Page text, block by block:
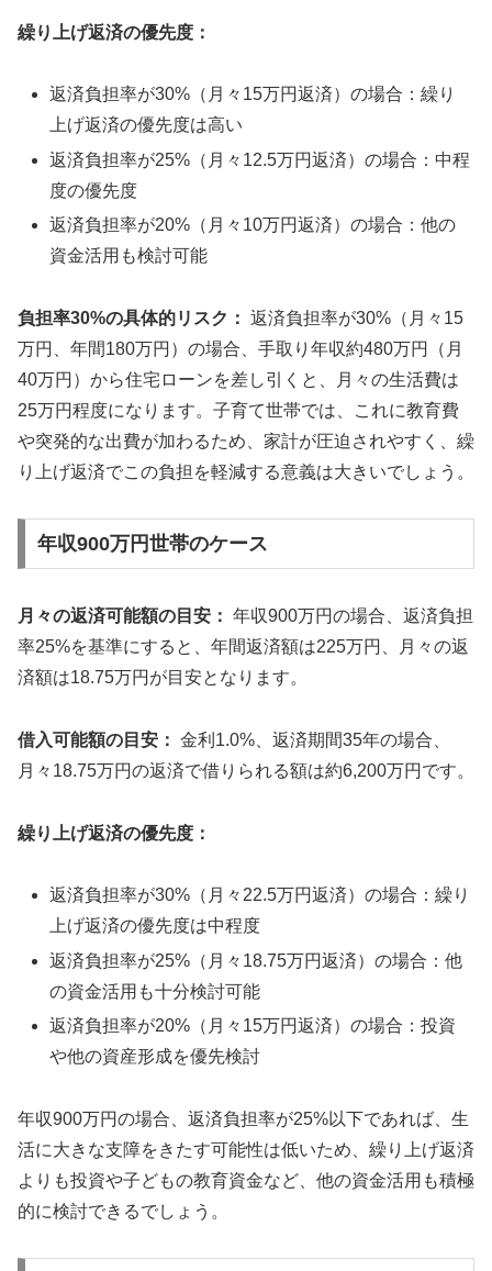
繰り上げ返済の優先度：
返済負担率が30%（月々15万円返済）の場合：繰り
上げ返済の優先度は高い
返済負担率が25%（月々12.5万円返済）の場合：中程
度の優先度
返済負担率が20%（月々10万円返済）の場合：他の
資金活用も検討可能
負担率30%の具体的リスク： 返済負担率が30%（月々15
万円、年間180万円）の場合、手取り年収約480万円（月
40万円）から住宅ローンを差し引くと、月々の生活費は
25万円程度になります。子育て世帯では、これに教育費
や突発的な出費が加わるため、家計が圧迫されやすく、繰
り上げ返済でこの負担を軽減する意義は大きいでしょう。
年収900万円世帯のケース
月々の返済可能額の目安： 年収900万円の場合、返済負担
率25%を基準にすると、年間返済額は225万円、月々の返
済額は18.75万円が目安となります。
借入可能額の目安： 金利1.0%、返済期間35年の場合、
月々18.75万円の返済で借りられる額は約6,200万円です。
繰り上げ返済の優先度：
返済負担率が30%（月々22.5万円返済）の場合：繰り
上げ返済の優先度は中程度
返済負担率が25%（月々18.75万円返済）の場合：他
の資金活用も十分検討可能
返済負担率が20%（月々15万円返済）の場合：投資
や他の資産形成を優先検討
年収900万円の場合、返済負担率が25%以下であれば、生
活に大きな支障をきたす可能性は低いため、繰り上げ返済
よりも投資や子どもの教育資金など、他の資金活用も積極
的に検討できるでしょう。